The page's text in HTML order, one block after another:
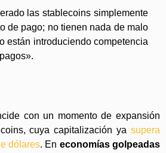
las stablecoins simplemente
de pago; no tienen nada de malo
están introduciendo competencia
con un momento de expansión
cuya capitalización ya supera
dólares. En economías golpeadas